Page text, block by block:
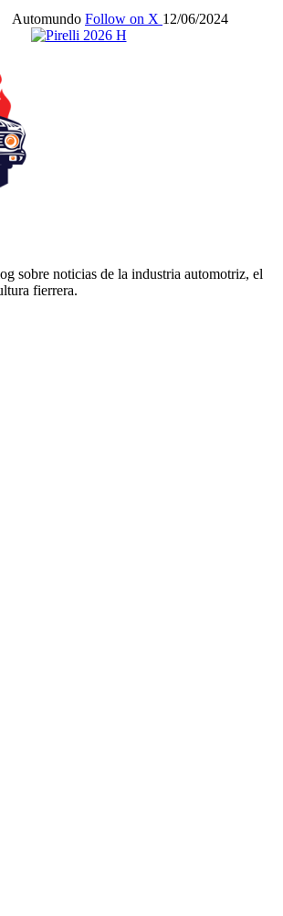
Automundo Follow on X 12/06/2024
sobre noticias de la industria automotriz, el
fierrera.